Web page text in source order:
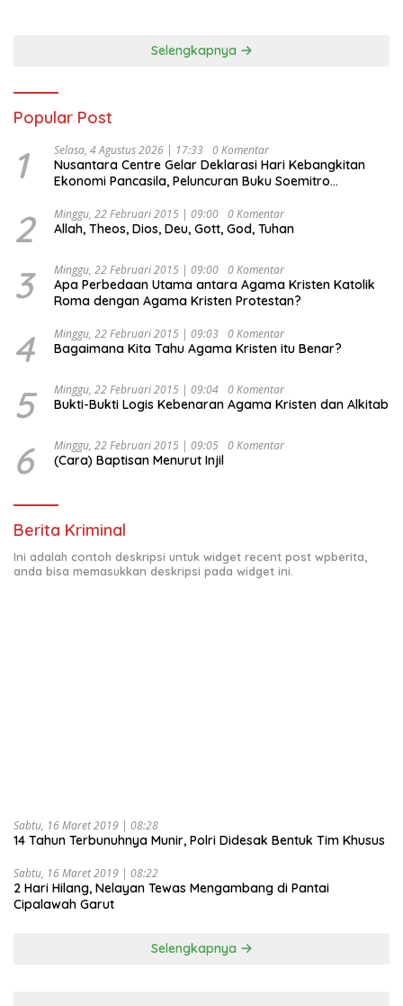
Selengkapnya
Popular Post
1 Selasa, 4 Agustus 2026 | 17:33 0 Komentar
Nusantara Centre Gelar Deklarasi Hari Kebangkitan
Ekonomi Pancasila, Peluncuran Buku Soemitro
Ekonomi Politik Indonesia) & Simposium Nasional
“Urgensi Undang-Undang Perekonomian Nasional dan
Indonesia Emas 2045”,
2 Minggu, 22 Februari 2015 | 09:00 0 Komentar
Allah, Theos, Dios, Deu, Gott, God, Tuhan
3 Minggu, 22 Februari 2015 | 09:00 0 Komentar
Apa Perbedaan Utama antara Agama Kristen Katolik
Roma dengan Agama Kristen Protestan?
4 Minggu, 22 Februari 2015 | 09:03 0 Komentar
Bagaimana Kita Tahu Agama Kristen itu Benar?
5 Minggu, 22 Februari 2015 | 09:04 0 Komentar
Bukti-Bukti Logis Kebenaran Agama Kristen dan Alkitab
6 Minggu, 22 Februari 2015 | 09:05 0 Komentar
(Cara) Baptisan Menurut Injil
Berita Kriminal
Ini adalah contoh deskripsi untuk widget recent post wpberita,
anda bisa memasukkan deskripsi pada widget ini.
Sabtu, 16 Maret 2019 | 08:28
14 Tahun Terbunuhnya Munir, Polri Didesak Bentuk Tim Khusus
Sabtu, 16 Maret 2019 | 08:22
2 Hari Hilang, Nelayan Tewas Mengambang di Pantai
Cipalawah Garut
Selengkapnya